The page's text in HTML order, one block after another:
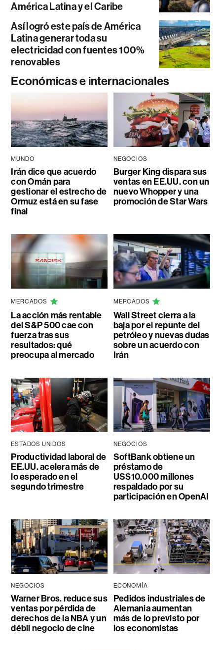
América Latina y el Caribe
Así logró este país de América
Latina generar toda su
electricidad con fuentes 100%
renovables
Económicas e internacionales
MUNDO
Irán dice que acuerdo
con Omán para
gestionar el estrecho de
Ormuz está en su fase
final
NEGOCIOS
Burger King dispara sus
ventas en EE.UU. con un
nuevo Whopper y una
promoción de Star Wars
MERCADOS
La acción más rentable
del S&P 500 cae con
fuerza tras sus
resultados: qué
preocupa al mercado
MERCADOS
Wall Street cierra a la
baja por el repunte del
petróleo y nuevas dudas
sobre un acuerdo con
Irán
ESTADOS UNIDOS
Productividad laboral de
EE.UU. acelera más de
lo esperado en el
segundo trimestre
NEGOCIOS
SoftBank obtiene un
préstamo de
US$10.000 millones
respaldado por su
participación en OpenAI
NEGOCIOS
Warner Bros. reduce sus
ventas por pérdida de
derechos de la NBA y un
débil negocio de cine
ECONOMÍA
Pedidos industriales de
Alemania aumentan
más de lo previsto por
los economistas